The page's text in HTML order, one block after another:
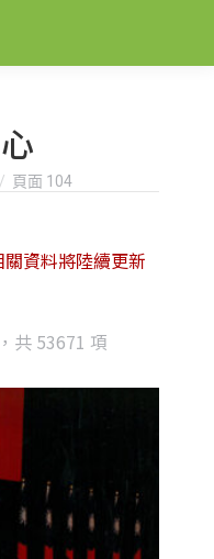
頁面 104
共 53671 項
latest
資料將陸續更新